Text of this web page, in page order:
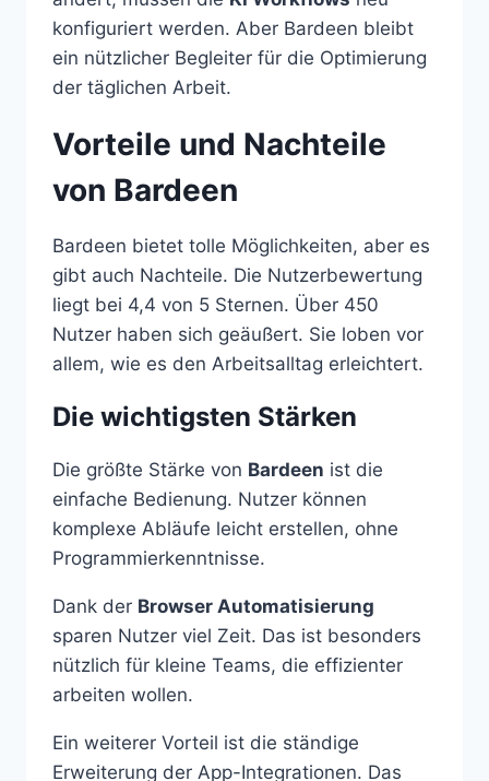
konfiguriert werden. Aber Bardeen bleibt
ein nützlicher Begleiter für die Optimierung
der täglichen Arbeit.
Vorteile und Nachteile
von Bardeen
Bardeen bietet tolle Möglichkeiten, aber es
gibt auch Nachteile. Die Nutzerbewertung
liegt bei 4,4 von 5 Sternen. Über 450
Nutzer haben sich geäußert. Sie loben vor
allem, wie es den Arbeitsalltag erleichtert.
Die wichtigsten Stärken
Die größte Stärke von Bardeen ist die
einfache Bedienung. Nutzer können
komplexe Abläufe leicht erstellen, ohne
Programmierkenntnisse.
Dank der Browser Automatisierung
sparen Nutzer viel Zeit. Das ist besonders
nützlich für kleine Teams, die effizienter
arbeiten wollen.
Ein weiterer Vorteil ist die ständige
Erweiterung der App-Integrationen. Das